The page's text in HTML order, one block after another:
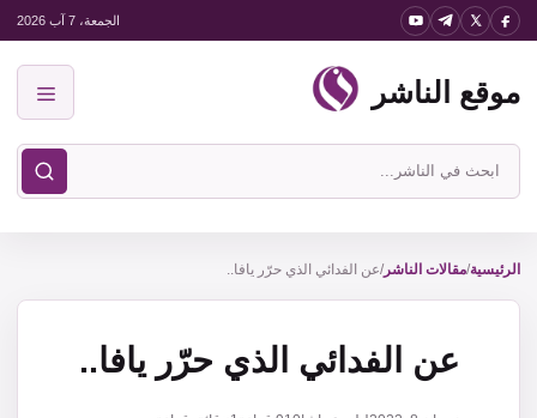
انتقل
المحتوى
الجمعة، 7 آب 2026
موقع الناشر
ابحث
في
الناشر
الرئيسية/مقالات الناشر/عن الفدائي الذي حرّر يافا..
عن الفدائي الذي حرّر يافا..